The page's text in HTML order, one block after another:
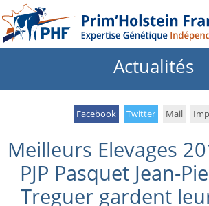
Actualités
Facebook Twitter Mail
Meilleurs Elevages
PJP Pasquet Jean-
Treguer gardent